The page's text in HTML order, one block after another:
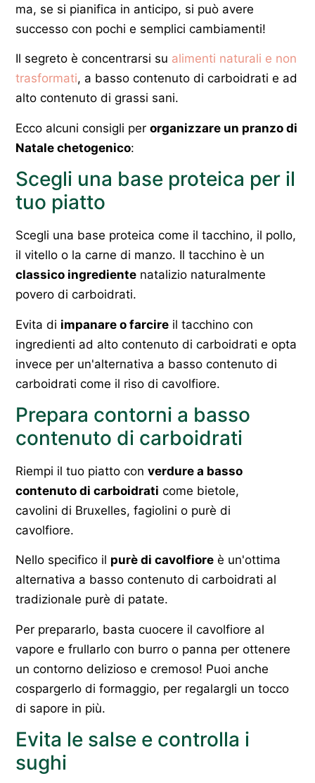
ma, se si pianifica in anticipo, si può avere
successo con pochi e semplici cambiamenti!
Il segreto è concentrarsi su alimenti naturali e non
trasformati, a basso contenuto di carboidrati e ad
alto contenuto di grassi sani.
Ecco alcuni consigli per organizzare un pranzo di
Natale chetogenico:
Scegli una base proteica per il
tuo piatto
Scegli una base proteica come il tacchino, il pollo,
il vitello o la carne di manzo. Il tacchino è un
classico ingrediente natalizio naturalmente
povero di carboidrati.
Evita di impanare o farcire il tacchino con
ingredienti ad alto contenuto di carboidrati e opta
invece per un'alternativa a basso contenuto di
carboidrati come il riso di cavolfiore.
Prepara contorni a basso
contenuto di carboidrati
Riempi il tuo piatto con verdure a basso
contenuto di carboidrati come bietole,
cavolini di Bruxelles, fagiolini o purè di
cavolfiore.
Nello specifico il purè di cavolfiore è un'ottima
alternativa a basso contenuto di carboidrati al
tradizionale purè di patate.
Per prepararlo, basta cuocere il cavolfiore al
vapore e frullarlo con burro o panna per ottenere
un contorno delizioso e cremoso! Puoi anche
cospargerlo di formaggio, per regalargli un tocco
di sapore in più.
Evita le salse e controlla i
sughi